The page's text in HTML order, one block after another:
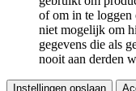
of om in te
niet mogelijk om
gegevens die als
nooit aan derden
Instellingen opslaan